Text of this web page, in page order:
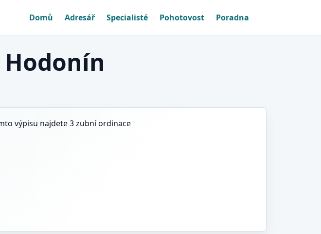
Domů Adresář Specialisté Pohotovost Poradna
výpisu najdete 3 zubní ordinace